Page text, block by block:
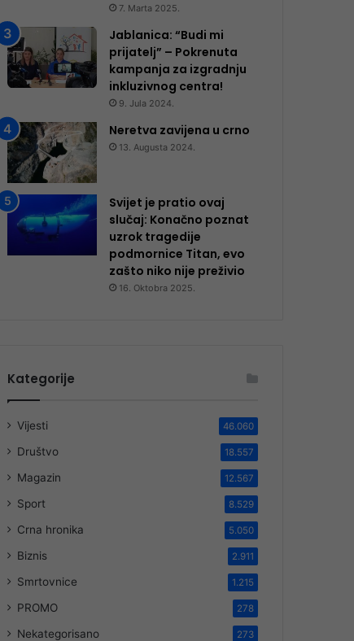
7. Marta 2025.
Jablanica: “Budi mi
prijatelj” – Pokrenuta
kampanja za izgradnju
inkluzivnog centra!
9. Jula 2024.
Neretva zavijena u crno
13. Augusta 2024.
Svijet je pratio ovaj
slučaj: Konačno poznat
uzrok tragedije
podmornice Titan, evo
zašto niko nije preživio
16. Oktobra 2025.
Kategorije
Vijesti 46.060
Društvo 18.557
Magazin 12.567
Sport 8.529
Crna hronika 5.050
Biznis 2.911
Smrtovnice 1.215
PROMO 278
Nekategorisano 273